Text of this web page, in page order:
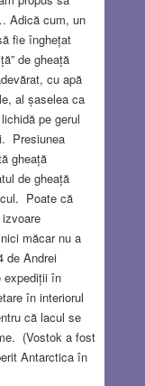
Adică cum, un
fie înghețat
de gheață
cu apă
al șaselea ca
pe gerul
Presiunea
gheață
de gheață
Poate că
măcar nu a
de Andrei
expediții în
în interiorul
că lacul se
(Vostok a fost
Antarctica în